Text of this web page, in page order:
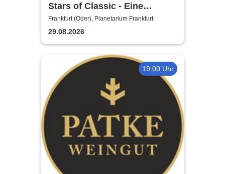
Stars of Classic - Eine
musikalische Zeitreise durch
das All
Frankfurt (Oder), Planetarium Frankfurt
29.08.2026
19:00 Uhr